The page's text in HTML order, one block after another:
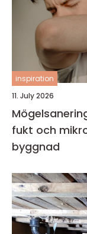
inspiration
11. July 2026
fukt och
byggnad